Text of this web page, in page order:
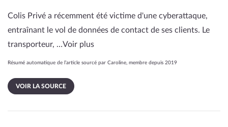
Colis Privé a récemment été victime d'une cyberattaque,
entraînant le vol de données de contact de ses clients. Le
transporteur, …Voir plus
Résumé automatique de l’article sourcé par Caroline, membre depuis 2019
VOIR LA SOURCE